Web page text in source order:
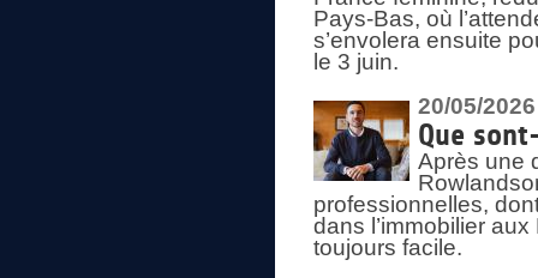
Pays-Bas, où
s’envolera ensuite
le 3 juin.
20/05/2026
Que
Après une
professionnelles,
dans l’immobilier
toujours facile.